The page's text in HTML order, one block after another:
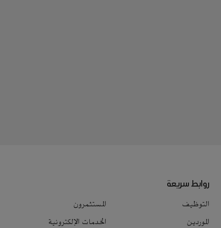
روابط سريعة
التوظيف
المستثمرون
الموردين
الخدمات الإلكترونية